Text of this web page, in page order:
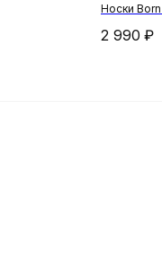
Носки
2 990 ₽